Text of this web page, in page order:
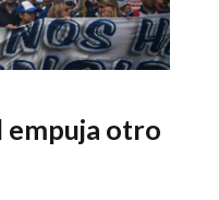
empuja otro